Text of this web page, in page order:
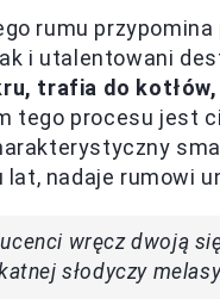
rumu
i utalentowani
trafia do
tego procesu jest
lat, nadaje rumowi
wręcz dwoją
słodyczy